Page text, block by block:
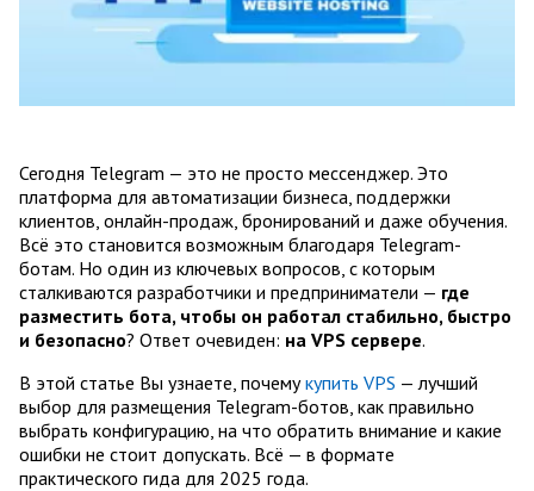
Сегодня Telegram — это не просто мессенджер. Это
платформа для автоматизации бизнеса, поддержки
клиентов, онлайн-продаж, бронирований и даже обучения.
Всё это становится возможным благодаря Telegram-
ботам. Но один из ключевых вопросов, с которым
сталкиваются разработчики и предприниматели — где
разместить бота, чтобы он работал стабильно, быстро
и безопасно? Ответ очевиден: на VPS сервере.
В этой статье Вы узнаете, почемукупить VPS — лучший
выбор для размещения Telegram-ботов, как правильно
выбрать конфигурацию, на что обратить внимание и какие
ошибки не стоит допускать. Всё — в формате
практического гида для 2025 года.